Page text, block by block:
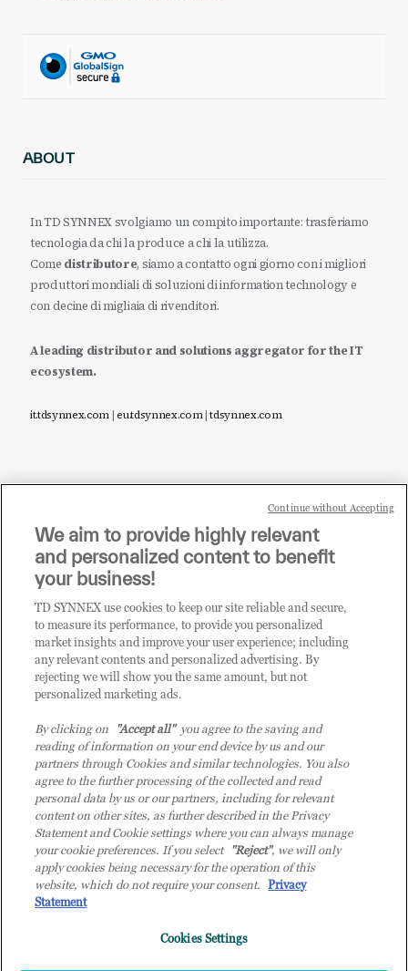
ABOUT
In TD SYNNEX svolgiamo un compito importante: trasferiamo
tecnologia da chi la produce a chi la utilizza.
Come distributore, siamo a contatto ogni giorno con i migliori
produttori mondiali di soluzioni di information technology e
con decine di migliaia di rivenditori.
A leading distributor and solutions aggregator for the IT
ecosystem.
it.tdsynnex.com|eu.tdsynnex.com|tdsynnex.com
Sei un rivenditore di tecnologia e desideri acquistare
i prodotti o le soluzioni trattate sul blog?
CLICCA QUI E DIVENTA
CLIENTE TD SYNNEX
© 2026 TD SYNNEX Italy S.r.l. - Sede legale: via Luigi Russolo 9, 20138 Milano
(MI) - Numero di iscrizione al Registro delle Imprese di Milano e Codice Fiscale:
07092780159 - P.IVA: 07092780159 - Eur 12.569.000,00 i.v - TD SYNNEX e TD
in altri Paesi. Società a socio unico soggetta all’attività di direzione e coordinamento
We aim to provide highly relevant
and personalized content to benefit
your business!
TD SYNNEX use cookies to keep our site reliable and secure,
to measure its performance, to provide you personalized
market insights and improve your user experience; including
any relevant contents and personalized advertising. By
rejecting we will show you the same amount, but not
personalized marketing ads.
By clicking on "Accept all"you agree to the saving and
reading of information on your end device by us and our
partners through Cookies and similar technologies. You also
agree to the further processing of the collected and read
personal data by us or our partners, including for relevant
content on other sites, as further described in the Privacy
Statement and Cookie settings where you can always manage
your cookie preferences. If you select "Reject", we will only
apply cookies being necessary for the operation of this
website, which do not require your consent. Privacy
Statement
Cookies Settings
Continue without Accepting